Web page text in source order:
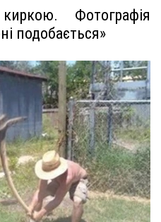
Фотографія
подобається»